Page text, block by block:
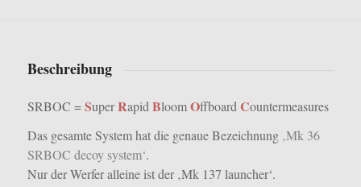
Beschreibung
SRBOC =SuperRapidBloomOffboard Countermeasures
Das gesamte System hat die genaue Bezeichnung ‚Mk 36
SRBOC decoy system‘.
Nur der Werfer alleine ist der ‚Mk 137 launcher‘.